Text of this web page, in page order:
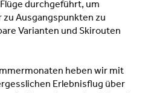
durchgeführt, um
zu Ausgangspunkten zu
Varianten und Skirouten
heben wir mit
Erlebnisflug über